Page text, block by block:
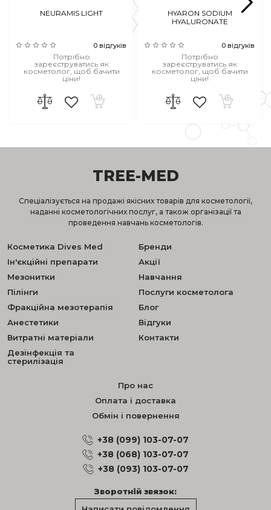
NEURAMIS LIGHT
0 відгуків
Потрібно
зареєструватись як
косметолог, щоб бачити
ціни!
HYARON SODIUM
HYALURONATE
0 відгуків
Потрібно
зареєструватись як
косметолог, щоб бачити
ціни!
TREE-MED
Спеціалізується на продажі якісних товарів для косметології,
наданні косметологічних послуг, а також організації та
проведення навчань косметологів.
Косметика Dives Med
Ін'єкційні препарати
Мезонитки
Пілінги
Фракційна мезотерапія
Анестетики
Витратні матеріали
Дезінфекція та
стерилізація
Бренди
Акції
Навчання
Послуги косметолога
Блог
Відгуки
Контакти
Про нас
Оплата і доставка
Обмін і повернення
+38 (099) 103-07-07
+38 (068) 103-07-07
+38 (093) 103-07-07
Зворотній звязок: